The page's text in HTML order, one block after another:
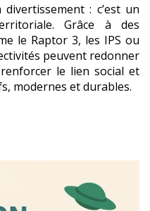
: c’est un
Grâce à des
le Raptor 3, les IPS ou
peuvent redonner
le lien social et
modernes et durables.